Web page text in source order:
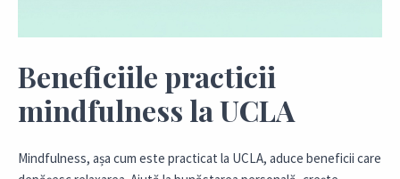
Beneficiile practicii
mindfulness la UCLA
Mindfulness, așa cum este practicat la UCLA, aduce beneficii care